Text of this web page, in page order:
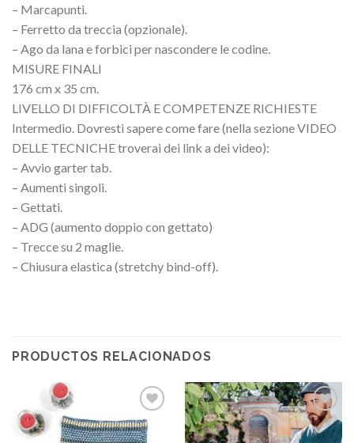
– Marcapunti.
– Ferretto da treccia (opzionale).
– Ago da lana e forbici per nascondere le codine.
MISURE FINALI
176 cm x 35 cm.
LIVELLO DI DIFFICOLTÀ E COMPETENZE RICHIESTE
Intermedio. Dovresti sapere come fare (nella sezione VIDEO
DELLE TECNICHE troverai dei link a dei video):
– Avvio garter tab.
– Aumenti singoli.
– Gettati.
– ADG (aumento doppio con gettato)
– Trecce su 2 maglie.
– Chiusura elastica (stretchy bind-off).
PRODUCTOS RELACIONADOS